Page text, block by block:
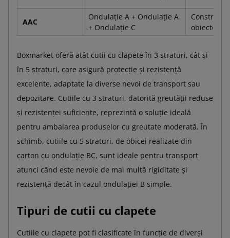
AAC
Ondulație A + Ondulație A
+ Ondulație C
obiectelor
Boxmarket oferă atât cutii cu clapete în 3 straturi, cât și
în 5 straturi, care asigură protecție și rezistență
excelente, adaptate la diverse nevoi de transport sau
depozitare. Cutiile cu 3 straturi, datorită greutății reduse
și rezistenței suficiente, reprezintă o soluție ideală
pentru ambalarea produselor cu greutate moderată. În
schimb, cutiile cu 5 straturi, de obicei realizate din
carton cu ondulație BC, sunt ideale pentru transport
atunci când este nevoie de mai multă rigiditate și
rezistență decât în cazul ondulației B simple.
Tipuri de cutii cu clapete
Cutiile cu clapete pot fi clasificate în funcție de diverși